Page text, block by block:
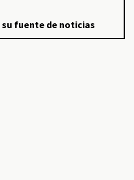
fuente de noticias